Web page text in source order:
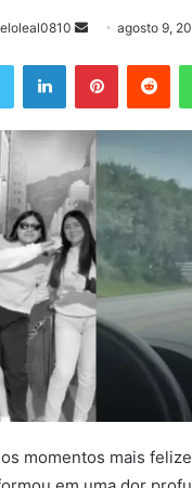
Mande
e-
agosto 9,
Twitter LinkedinPinterest
momentos mais